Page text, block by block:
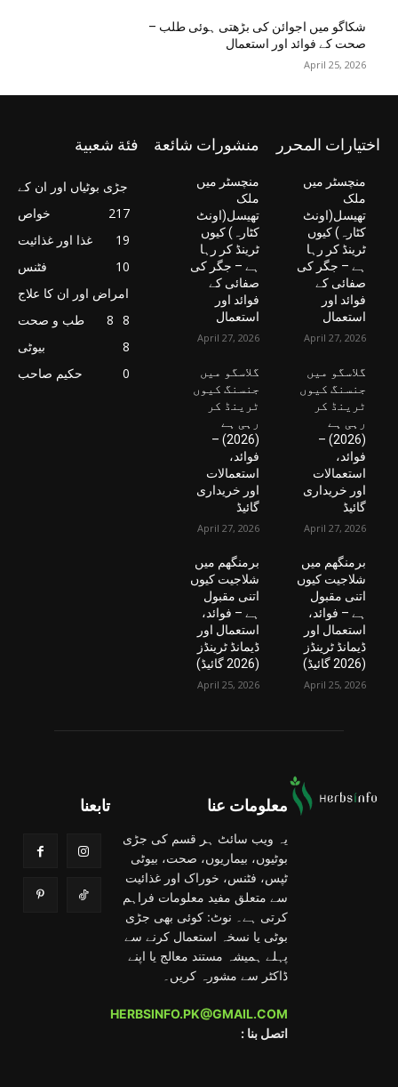
شکاگو میں اجوائن کی بڑھتی ہوئی طلب –
صحت کے فوائد اور استعمال
April 25, 2026
اختيارات المحرر
منچسٹر میں
ملک
تھیسل(اونٹ
کٹارہ) کیوں
ٹرینڈ کر رہا
ہے – جگر کی
صفائی کے
فوائد اور
استعمال
April 27, 2026
گلاسگو میں
جنسنگ کیوں
ٹرینڈ کر
رہی ہے
(2026) –
فوائد،
استعمالات
اور خریداری
گائیڈ
April 27, 2026
برمنگھم میں
شلاجیت کیوں
اتنی مقبول
ہے – فوائد،
استعمال اور
ڈیمانڈ ٹرینڈز
(2026 گائیڈ)
April 25, 2026
منشورات شائعة
منچسٹر میں
ملک
تھیسل(اونٹ
کٹارہ) کیوں
ٹرینڈ کر رہا
ہے – جگر کی
صفائی کے
فوائد اور
استعمال
April 27, 2026
گلاسگو میں
جنسنگ کیوں
ٹرینڈ کر
رہی ہے
(2026) –
فوائد،
استعمالات
اور خریداری
گائیڈ
April 27, 2026
برمنگھم میں
شلاجیت کیوں
اتنی مقبول
ہے – فوائد،
استعمال اور
ڈیمانڈ ٹرینڈز
(2026 گائیڈ)
April 25, 2026
فئة شعبية
جڑی بوٹیاں اور ان کے
خواص
217
غذا اور غذائیت
19
فٹنس
10
امراض اور ان کا علاج
8
طب و صحت
8
بیوٹی
8
حکیم صاحب
0
معلومات عنا
یہ ویب سائٹ ہر قسم کی جڑی
بوٹیوں، بیماریوں، صحت، بیوٹی
ٹپس، فٹنس، خوراک اور غذائیت
سے متعلق مفید معلومات فراہم
کرتی ہے۔ نوٹ: کوئی بھی جڑی
بوٹی یا نسخہ استعمال کرنے سے
پہلے ہمیشہ مستند معالج یا اپنے
ڈاکٹر سے مشورہ کریں۔
HERBSINFO.PK@GMAIL.COM
: اتصل بنا
تابعنا